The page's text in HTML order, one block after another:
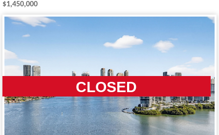
$1,450,000
CLOSED